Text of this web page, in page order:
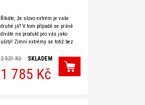
Říkáte, že slovo extrém je vaše
druhé já? V tom případě se právě
díváte na produkt pro vás jako
ušitý! Zimní extrémy se totiž bez
neobejdou. Tento
2 521 Kč SKLADEM
1 785 Kč